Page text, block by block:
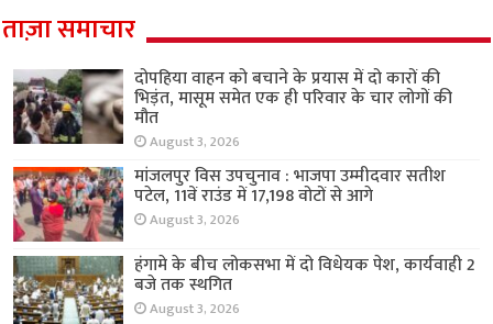
ताज़ा समाचार
दोपहिया वाहन को बचाने के प्रयास में दो कारों की
भिड़ंत, मासूम समेत एक ही परिवार के चार लोगों की
मौत
August 3, 2026
मांजलपुर विस उपचुनाव : भाजपा उम्मीदवार सतीश
पटेल, 11वें राउंड में 17,198 वोटों से आगे
August 3, 2026
हंगामे के बीच लोकसभा में दो विधेयक पेश, कार्यवाही 2
बजे तक स्थगित
August 3, 2026